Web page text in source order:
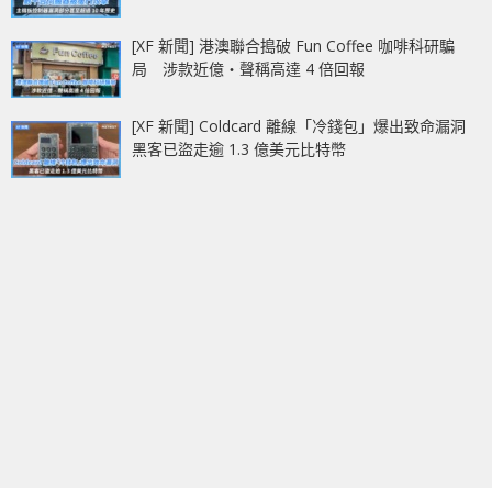
[XF 新聞] 港澳聯合搗破 Fun Coffee 咖啡科研騙
局 涉款近億‧聲稱高達 4 倍回報
[XF 新聞] Coldcard 離線「冷錢包」爆出致命漏洞
黑客已盜走逾 1.3 億美元比特幣